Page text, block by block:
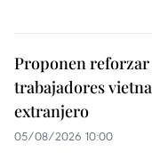
Proponen
trabajadores
extranjero
05/08/2026 10:00